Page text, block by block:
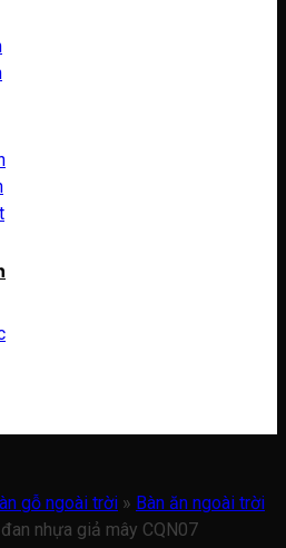
gỗ ngoài trời » Bàn ăn ngoài trời
nhựa giả mây CQN07